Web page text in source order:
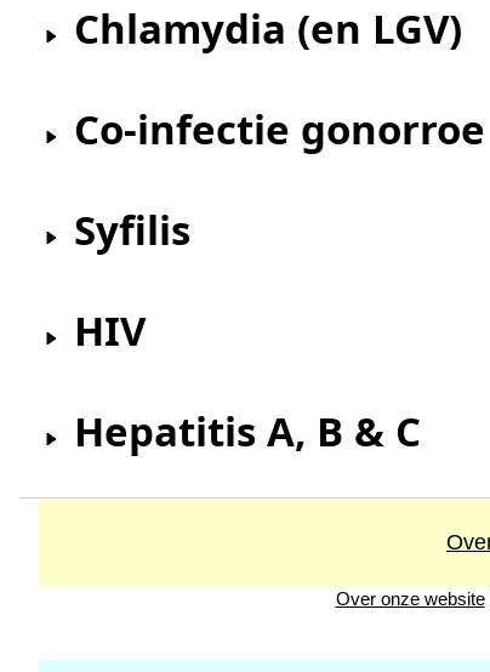
Chlamydia (en LGV)
Co-infectie
Syfilis
HIV
Hepatitis A, B & C
Over onze website